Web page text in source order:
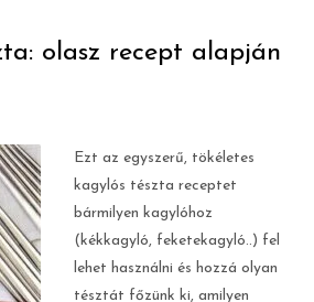
olasz recept alapján
Ezt az egyszerű, tökéletes
kagylós tészta receptet
bármilyen kagylóhoz
(kékkagyló, feketekagyló..) fel
lehet használni és hozzá olyan
tésztát főzünk ki, amilyen